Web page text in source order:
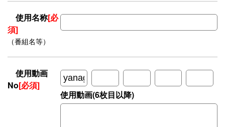
使用名称[必
須]
（番組名等）
使用動画
No[必須]
使用動画(6枚目以降)